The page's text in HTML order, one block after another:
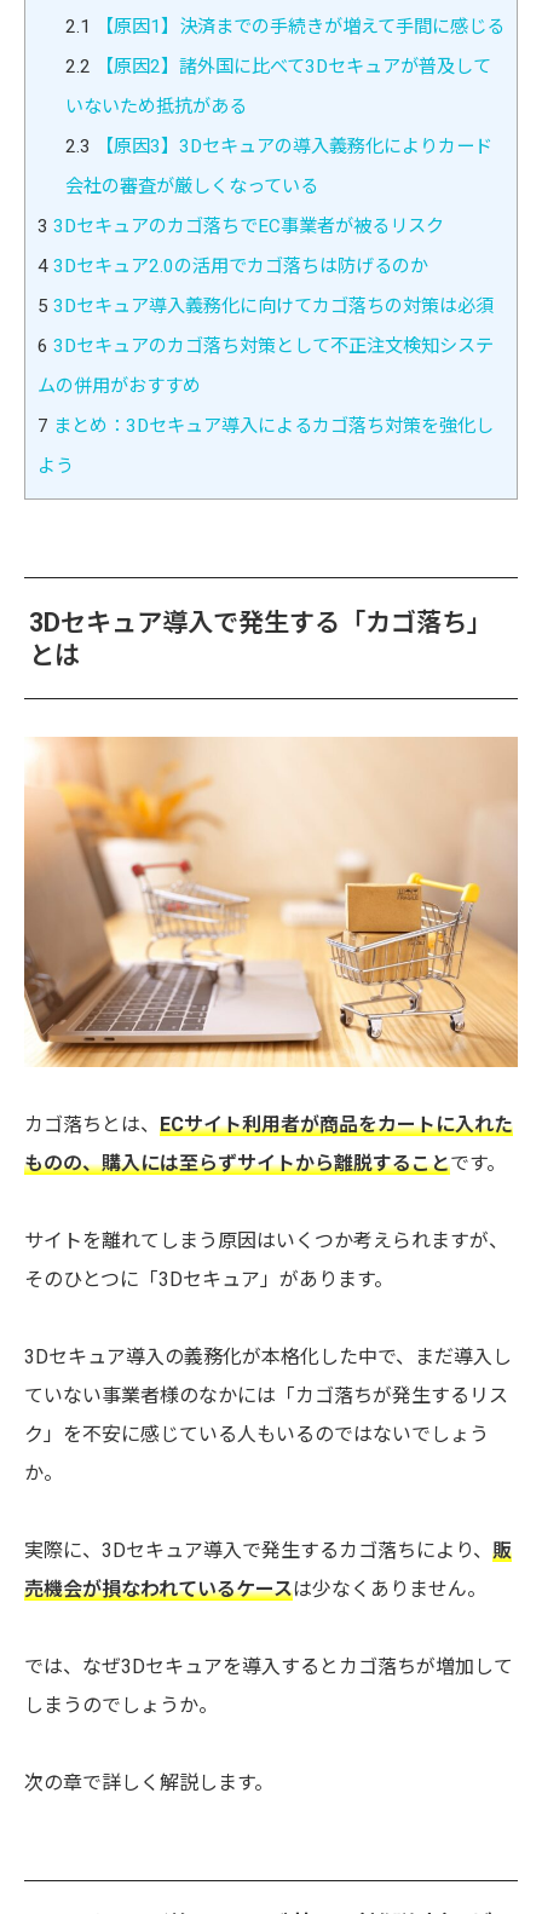
2.1
【原因1】決済までの手続きが増えて手間に感じる
2.2 【原因2】諸外国に比べて3Dセキュアが普及して
いないため抵抗がある
2.3 【原因3】3Dセキュアの導入義務化によりカード
会社の審査が厳しくなっている
3 3Dセキュアのカゴ落ちでEC事業者が被るリスク
4 3Dセキュア2.0の活用でカゴ落ちは防げるのか
5 3Dセキュア導入義務化に向けてカゴ落ちの対策は必須
6 3Dセキュアのカゴ落ち対策として不正注文検知システ
ムの併用がおすすめ
7 まとめ：3Dセキュア導入によるカゴ落ち対策を強化し
よう
3Dセキュア導入で発生する「カゴ落ち」
とは
カゴ落ちとは、 ECサイト利用者が商品をカートに入れた
ものの、購入には至らずサイトから離脱することです。
サイトを離れてしまう原因はいくつか考えられますが、
そのひとつに「3Dセキュア」があります。
3Dセキュア導入の義務化が本格化した中で、まだ導入し
ていない事業者様のなかには「カゴ落ちが発生するリス
ク」を不安に感じている人もいるのではないでしょう
か。
実際に、3Dセキュア導入で発生するカゴ落ちにより、 販
売機会が損なわれているケースは少なくありません。
では、なぜ3Dセキュアを導入するとカゴ落ちが増加して
しまうのでしょうか。
次の章で詳しく解説します。